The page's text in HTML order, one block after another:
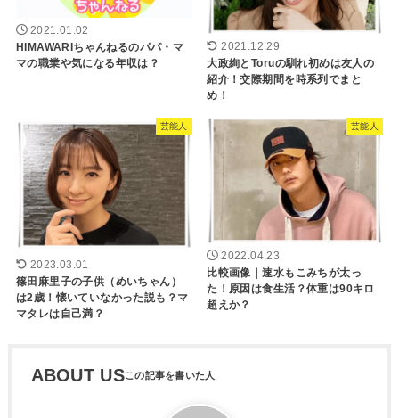
2021.01.02
HIMAWARIちゃんねるのパパ・マ
マの職業や気になる年収は？
2021.12.29
大政絢とToruの馴れ初めは友人の
紹介！交際期間を時系列でまと
め！
芸能人
2023.03.01
篠田麻里子の子供（めいちゃん）
は2歳！懐いていなかった説も？マ
マタレは自己満？
芸能人
2022.04.23
比較画像｜速水もこみちが太っ
た！原因は食生活？体重は90キロ
超えか？
ABOUT US